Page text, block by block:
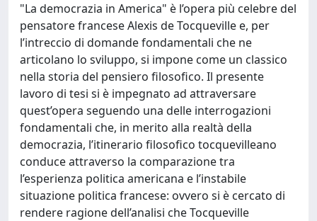
"La democrazia in America" è l’opera più celebre del
pensatore francese Alexis de Tocqueville e, per
l’intreccio di domande fondamentali che ne
articolano lo sviluppo, si impone come un classico
nella storia del pensiero filosofico. Il presente
lavoro di tesi si è impegnato ad attraversare
quest’opera seguendo una delle interrogazioni
fondamentali che, in merito alla realtà della
democrazia, l’itinerario filosofico tocquevilleano
conduce attraverso la comparazione tra
l’esperienza politica americana e l’instabile
situazione politica francese: ovvero si è cercato di
rendere ragione dell’analisi che Tocqueville